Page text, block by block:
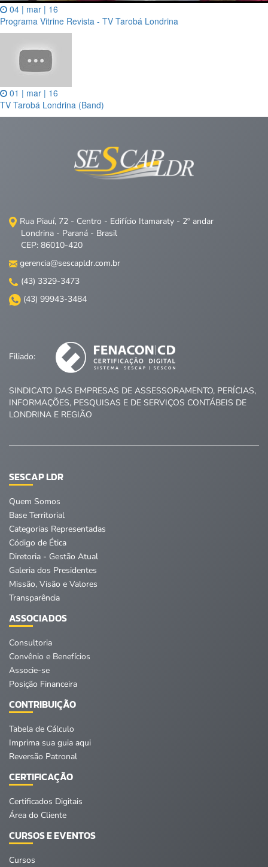
04 | mar | 16
Programa Vitrine Revista - TV Tarobá Londrina
01 | mar | 16
TV Tarobá Londrina (Band)
Rua Piauí, 72 - Centro - Edifício Itamaraty - 2º andar
Londrina - Paraná - Brasil
CEP: 86010-420
gerencia@sescapldr.com.br
(43) 3329-3473
(43) 99943-3484
Filiado:
SINDICATO DAS EMPRESAS DE ASSESSORAMENTO, PERÍCIAS,
INFORMAÇÕES, PESQUISAS E DE SERVIÇOS CONTÁBEIS DE
LONDRINA E REGIÃO
SESCAP LDR
Quem Somos
Base Territorial
Categorias Representadas
Código de Ética
Diretoria - Gestão Atual
Galeria dos Presidentes
Missão, Visão e Valores
Transparência
ASSOCIADOS
Consultoria
Convênio e Benefícios
Associe-se
Posição Financeira
CONTRIBUIÇÃO
Tabela de Cálculo
Imprima sua guia aqui
Reversão Patronal
CERTIFICAÇÃO
Certificados Digitais
Área do Cliente
CURSOS E EVENTOS
Cursos